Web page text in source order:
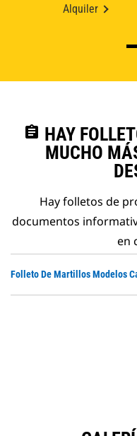
Alquiler
assignment HAY
MUCHO
Hay folletos de
documentos
en
Folleto De Martillos Modelos